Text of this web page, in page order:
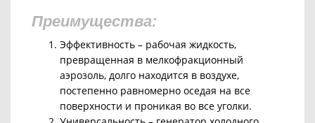
Преимущества:
Эффективность – рабочая жидкость,
превращенная в мелкофракционный
аэрозоль, долго находится в воздухе,
постепенно равномерно оседая на все
поверхности и проникая во все уголки.